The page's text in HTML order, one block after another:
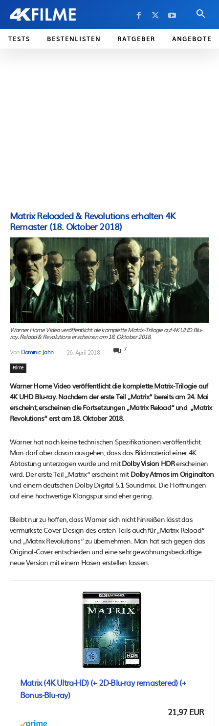
TESTS BESTENLISTEN RATGEBER ANGEBOTE
Matrix Reloaded & Revolutions erhalten 4K
Remaster (18. Oktober 2018)
Warner Home Video veröffentlicht die komplette Matrix-Trilogie auf 4K UHD Blu-
ray. Reload & Revolutions erscheinen am 18. Oktober 2018.
Von Dominic Jahn 26. April 2018 7
Filme
Warner Home Video veröffentlicht die komplette Matrix-Trilogie auf
4K UHD Blu-ray. Nachdem der erste Teil „Matrix“ bereits am 24. Mai
erscheint, erscheinen die Fortsetzungen „Matrix Reload“ und „Matrix
Revolutions“ erst am 18. Oktober 2018.
Warner hat noch keine technischen Spezifikationen veröffentlicht.
Man darf aber davon ausgehen, dass das Bildmaterial einer 4K
Abtastung unterzogen wurde und mitDolby Vision HDRerscheinen
wird. Der erste Teil „Matrix“ erscheint mitDolby Atmos im Originalton
und einem deutschen Dolby Digital 5.1 Soundmix. Die Hoffnungen
auf eine hochwertige Klangspur sind eher gering.
Bleibt nur zu hoffen, dass Warner sich nicht hinreißen lässt das
vermurkste Cover-Design des ersten Teils auch für „Matrix Reload“
und „Matrix Revolutions“ zu übernehmen. Man hat sich gegen das
Original-Cover entschieden und eine sehr gewöhnungsbedürftige
neue Version mit einem Hasen erstellen lassen.
Matrix (4K Ultra-HD) (+ 2D-Blu-ray remastered) (+
Bonus-Blu-ray)
21,97 EUR